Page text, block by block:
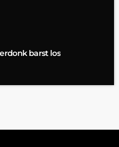
barst los